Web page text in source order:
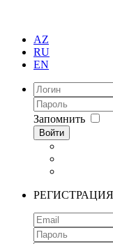
AZ
RU
EN
Запомнить
Войти
РЕГИСТРАЦИЯ